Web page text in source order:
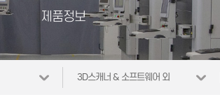
제품정보
3D스캐너 & 소프트웨어 외